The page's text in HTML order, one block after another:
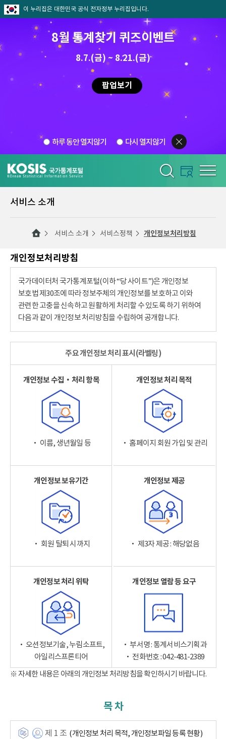
이 누리집은 대한민국 공식 전자정부 누리집입니다.
8월 통계찾기 퀴즈이벤트
8.7.(금) ~ 8.21.(금)
팝업보기
하루 동안 열지않기 다시 열지않기
서비스 소개
서비스 소개 서비스정책 개인정보처리방침
개인정보처리방침
국가데이터처 국가통계포털(이하 “당 사이트”)은 개인정보
보호법 제30조에 따라 정보주체의 개인정보를 보호하고 이와
관련한 고충을 신속하고 원활하게 처리할 수 있도록 하기 위하여
다음과 같이 개인정보 처리방침을 수립하여 공개합니다.
주요 개인정보 처리 표시(라벨링)
개인정보 수집‧처리 항목
‧ 이름, 생년월일 등
개인정보 처리 목적
‧ 홈페이지 회원 가입 및 관리
개인정보 보유기간
‧ 회원 탈퇴 시까지
개인정보 제공
‧ 제3자 제공 : 해당없음
개인정보 처리 위탁
‧ 오션정보기술, 누림소프트,
아일리스프론티어
개인정보 열람 등 요구
‧ 부서명 : 통계서비스기획과
‧ 전화번호 : 042-481-2389
※ 자세한 내용은 아래의 개인정보 처리방침을 확인하시기 바랍니다.
목 차
제 1 조 (개인정보 처리 목적, 개인정보파일 등록 현황)